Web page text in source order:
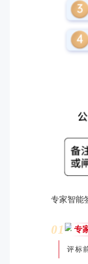
专家智能
01 专
评标